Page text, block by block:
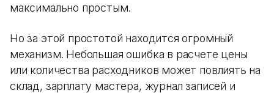
максимально простым.
Но за этой простотой находится огромный
механизм. Небольшая ошибка в расчете цены
или количества расходников может повлиять на
склад, зарплату мастера, журнал записей и